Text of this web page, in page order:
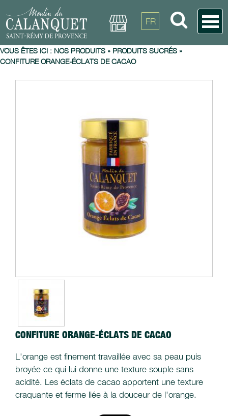
FR
VOUS ÊTES ICI : NOS PRODUITS » PRODUITS SUCRÉS »
CONFITURE ORANGE-ÉCLATS DE CACAO
CONFITURE ORANGE-ÉCLATS DE CACAO
L'orange est finement travaillée avec sa peau puis
broyée ce qui lui donne une texture souple sans
acidité. Les éclats de cacao apportent une texture
craquante et ferme liée à la douceur de l'orange.